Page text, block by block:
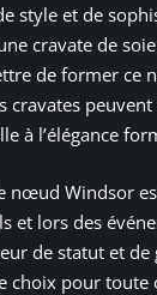
style et de
cravate de
de former ce
cravates
à l’élégance
nœud Windsor
et lors des
de statut et de
choix pour toute